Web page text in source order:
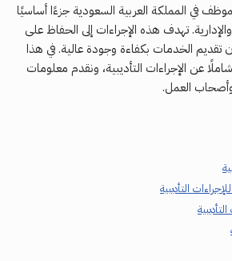
في المملكة العربية السعودية جزءًا أساسيًا
تهدف هذه الإجراءات إلى الحفاظ على
تقديم الخدمات بكفاءة وجودة عالية. في هذا
عن الإجراءات التأديبية، ونقدم معلومات
العمل.
التأديبية